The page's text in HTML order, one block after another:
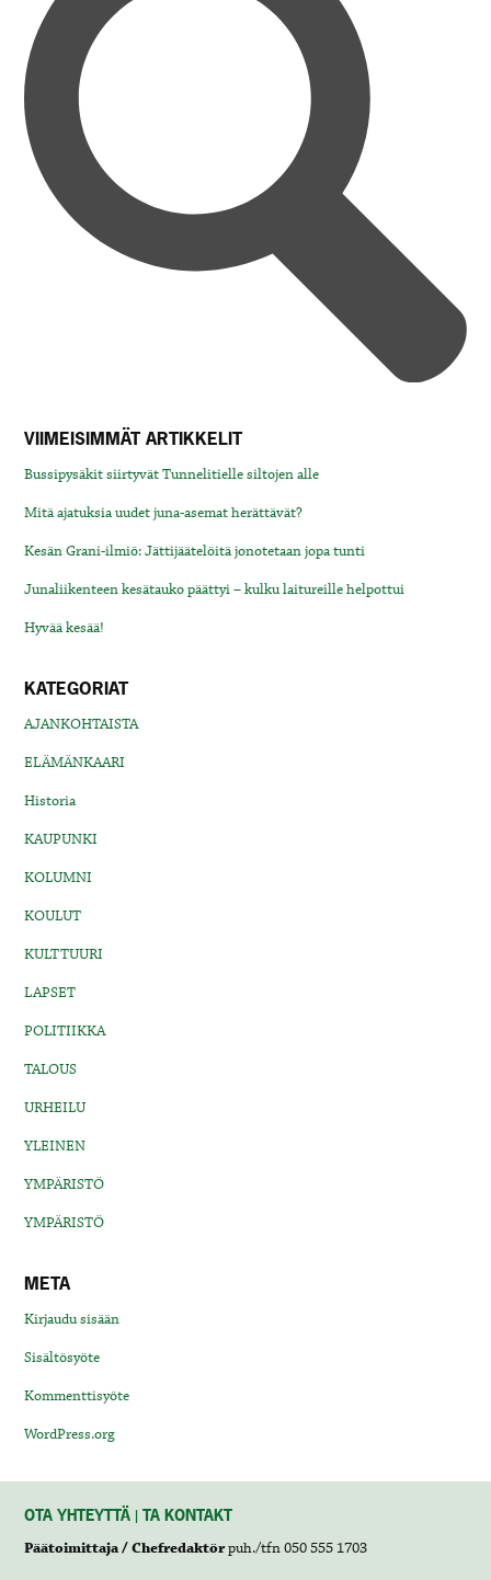
VIIMEISIMMÄT ARTIKKELIT
Bussipysäkit siirtyvät Tunnelitielle siltojen alle
Mitä ajatuksia uudet juna-asemat herättävät?
Kesän Grani-ilmiö: Jättijäätelöitä jonotetaan jopa tunti
Junaliikenteen kesätauko päättyi – kulku laitureille helpottui
Hyvää kesää!
KATEGORIAT
AJANKOHTAISTA
ELÄMÄNKAARI
Historia
KAUPUNKI
KOLUMNI
KOULUT
KULTTUURI
LAPSET
POLITIIKKA
TALOUS
URHEILU
YLEINEN
YMPÄRISTÖ
YMPÄRISTÖ
META
Kirjaudu sisään
Sisältösyöte
Kommenttisyöte
WordPress.org
OTA YHTEYTTÄ | TA KONTAKT
Päätoimittaja / Chefredaktörpuh./tfn 050 555 1703